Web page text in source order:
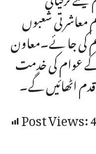
معاشرتی شعبوں
کی جا ئے۔معاون
کے عوام کی خدمت
اٹھائیں گے۔
Post Views: